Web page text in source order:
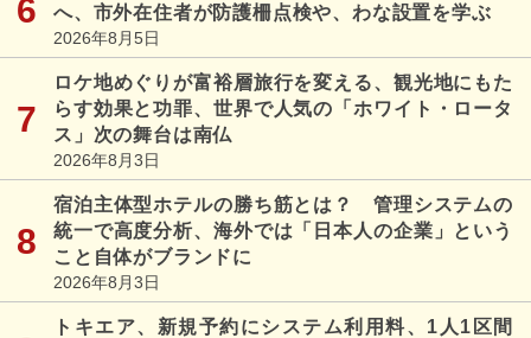
へ、市外在住者が防護柵点検や、わな設置を学ぶ
2026年8月5日
ロケ地めぐりが富裕層旅行を変える、観光地にもた
らす効果と功罪、世界で人気の「ホワイト・ロータ
ス」次の舞台は南仏
2026年8月3日
宿泊主体型ホテルの勝ち筋とは？ 管理システムの
統一で高度分析、海外では「日本人の企業」という
こと自体がブランドに
2026年8月3日
トキエア、新規予約にシステム利用料、1人1区間